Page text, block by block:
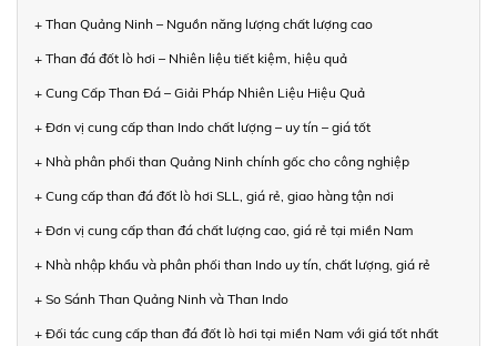
+ Than Quảng Ninh – Nguồn năng lượng chất lượng cao
+ Than đá đốt lò hơi – Nhiên liệu tiết kiệm, hiệu quả
+ Cung Cấp Than Đá – Giải Pháp Nhiên Liệu Hiệu Quả
+ Đơn vị cung cấp than Indo chất lượng – uy tín – giá tốt
+ Nhà phân phối than Quảng Ninh chính gốc cho công nghiệp
+ Cung cấp than đá đốt lò hơi SLL, giá rẻ, giao hàng tận nơi
+ Đơn vị cung cấp than đá chất lượng cao, giá rẻ tại miền Nam
+ Nhà nhập khẩu và phân phối than Indo uy tín, chất lượng, giá rẻ
+ So Sánh Than Quảng Ninh và Than Indo
+ Đối tác cung cấp than đá đốt lò hơi tại miền Nam với giá tốt nhất